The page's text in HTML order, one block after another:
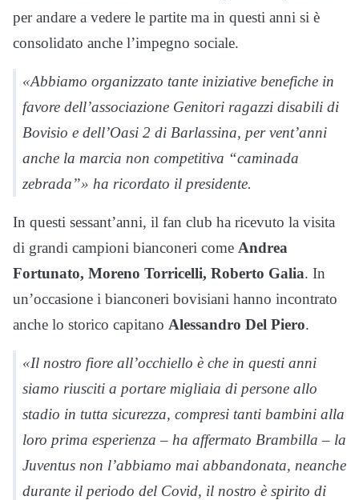
per andare a vedere le partite ma in questi anni si è
consolidato anche l’impegno sociale.
«Abbiamo organizzato tante iniziative benefiche in
favore dell’associazione Genitori ragazzi disabili di
Bovisio e dell’Oasi 2 di Barlassina, per vent’anni
anche la marcia non competitiva “caminada
zebrada”» ha ricordato il presidente.
In questi sessant’anni, il fan club ha ricevuto la visita
di grandi campioni bianconeri come Andrea
Fortunato, Moreno Torricelli, Roberto Galia. In
un’occasione i bianconeri bovisiani hanno incontrato
anche lo storico capitano Alessandro Del Piero.
«Il nostro fiore all’occhiello è che in questi anni
siamo riusciti a portare migliaia di persone allo
stadio in tutta sicurezza, compresi tanti bambini alla
loro prima esperienza – ha affermato Brambilla – la
Juventus non l’abbiamo mai abbandonata, neanche
durante il periodo del Covid, il nostro è spirito di